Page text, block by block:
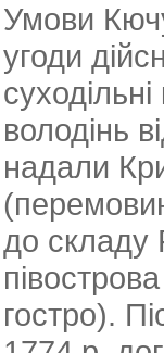
Умови
угоди
володінь
надали
до складу
гостро).